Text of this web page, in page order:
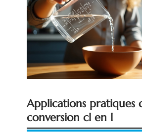
Applications pratiques
conversion cl en l